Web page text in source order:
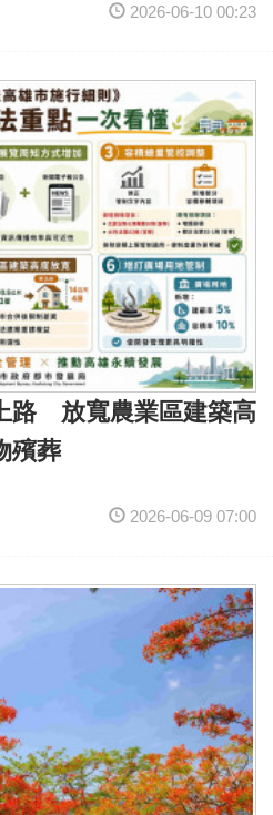
2026-06-10 00:23
路 放寬農業區建築高
殯葬
2026-06-09 07:00